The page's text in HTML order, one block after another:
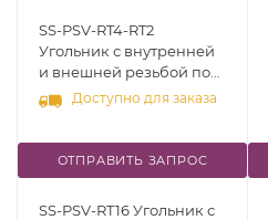
SS-PSV-RT4-RT2
Угольник с внутренней
и внешней резьбой под
45°, [R (RT) 1/4" - R (RT)
1/8"], нерж.сталь 316
Доступно для заказа
ОТПРАВИТЬ ЗАПРОС
SS-PSV-RT16 Угольник с